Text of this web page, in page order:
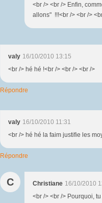
<br /> <br /> Enfin,
allons" !!!<br /> <br />
valy 16/10/2010 13:15
<br /> hé hé !<br /> <br /> <br />
Répondre
valy 16/10/2010 11:31
<br /> hé hé la faim justifie les
Répondre
C Christiane 16/10/2010
<br /> <br /> Pourquoi,